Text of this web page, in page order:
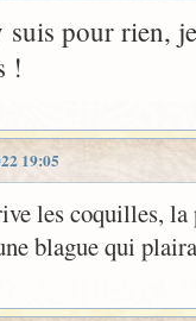
suis pour rien,
!
19:05
les coquilles,
blague qui